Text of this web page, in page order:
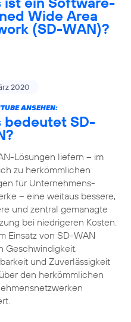
Wide Area
(SD-WAN)?
2020
ANSEHEN:
bedeutet SD-
Lösungen liefern – im
zu herkömmlichen
für Unternehmens-
– eine weitaus bessere,
und zentral gemanagte
bei niedrigeren Kosten.
Einsatz von SD-WAN
Geschwindigkeit,
und Zuverlässigkeit
den herkömmlichen